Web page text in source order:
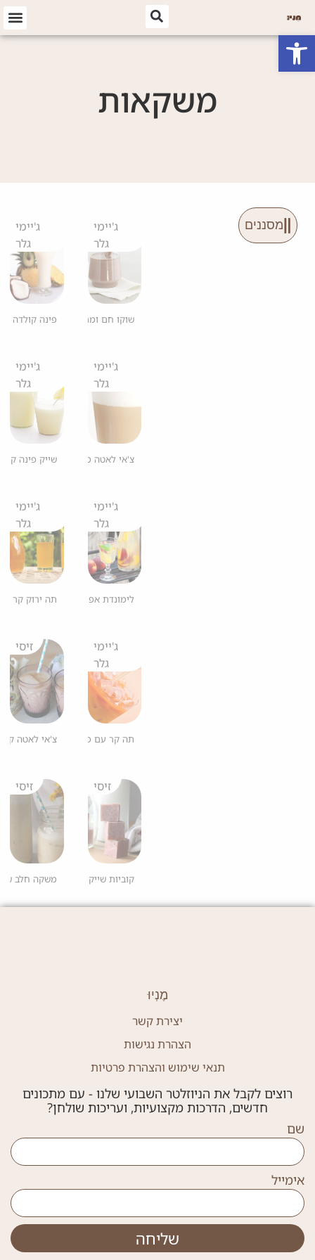
פתח סרגל נגישות
משקאות
מסננים
ג'יימי
גלר
שוקו חם ומתובל עם טוויסט
ג'יימי
גלר
פינה קולדה
ג'יימי
גלר
צ'אי לאטה מתובל
ג'יימי
גלר
שייק פינה
ג'יימי
גלר
לימונדת אפרסקים
ג'יימי
גלר
תה ירוק קר
ג'יימי
גלר
תה קר עם פלפל חריף
זיסי
צ'אי לאטה קר
זיסי
קוביות שייק קפואות
זיסי
משקה חלב
מֶנְיוּ
יצירת קשר
הצהרת נגישות
תנאי שימוש והצהרת פרטיות
רוצים לקבל את הניוזלטר השבועי שלנו - עם מתכונים
חדשים, הדרכות מקצועיות, ועריכות שולחן?
שם
אימייל
שליחה